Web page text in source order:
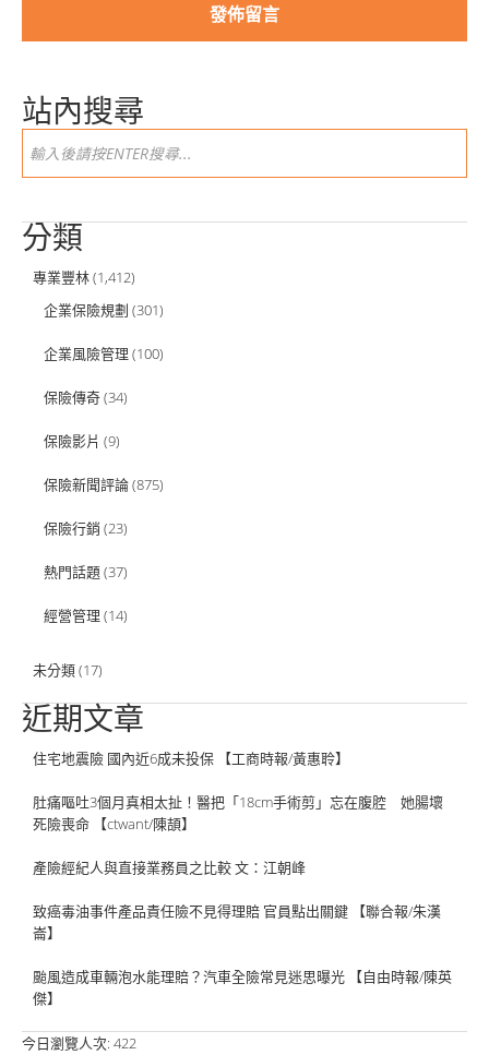
站內搜尋
分類
專業豐林(1,412)
企業保險規劃 (301)
企業風險管理 (100)
保險傳奇(34)
保險影片 (9)
保險新聞評論(875)
保險行銷 (23)
熱門話題(37)
經營管理 (14)
未分類(17)
近期文章
住宅地震險 國內近6成未投保 【工商時報/黃惠聆】
肚痛嘔吐3個月真相太扯！醫把「18cm手術剪」忘在腹腔 她腸壞
死險喪命 【ctwant/陳頡】
產險經紀人與直接業務員之比較 文：江朝峰
致癌毒油事件產品責任險不見得理賠 官員點出關鍵 【聯合報/朱漢
崙】
颱風造成車輛泡水能理賠？汽車全險常見迷思曝光 【自由時報/陳英
傑】
今日瀏覽人次: 422